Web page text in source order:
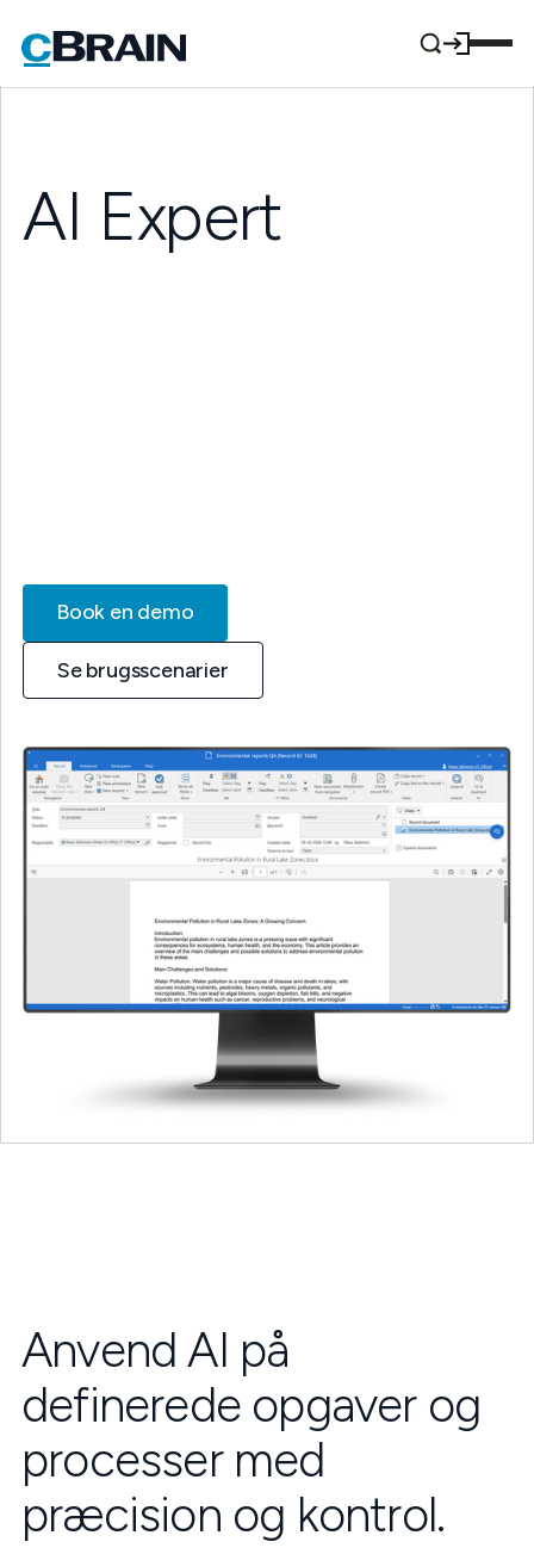
AI Expert
Book en demo
Se brugsscenarier
Anvend AI på
definerede opgaver og
processer med
præcision og kontrol.